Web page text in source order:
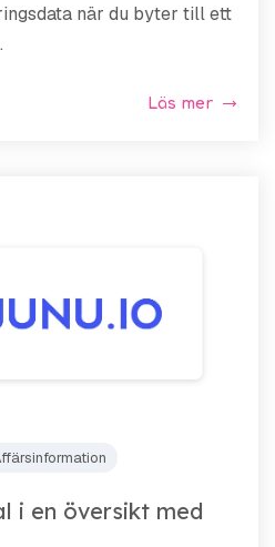
när du byter till ett
Läs mer
i en översikt med